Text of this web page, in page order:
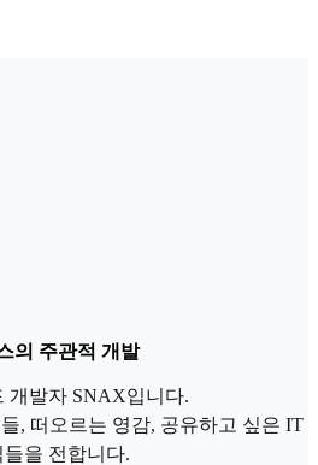
의 주관적 개발
개발자 SNAX입니다.
, 떠오르는 영감, 공유하고 싶은 IT
들을 전합니다.